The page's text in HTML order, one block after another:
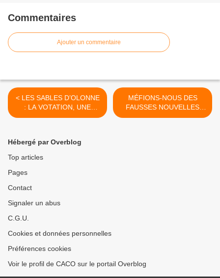
Commentaires
Ajouter un commentaire
< LES SABLES D’OLONNE
: LA VOTATION, UNE
EXPRESSION ENCORE
MÉFIONS-NOUS DES
FAUSSES NOUVELLES
COMME DES NOUVELLES
Hébergé par Overblog
Top articles
Pages
Contact
Signaler un abus
C.G.U.
Cookies et données personnelles
Préférences cookies
Voir le profil de CACO sur le portail Overblog